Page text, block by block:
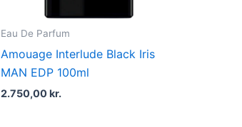
Eau De Parfum
Amouage Interlude Black Iris
MAN EDP 100ml
2.750,00kr.